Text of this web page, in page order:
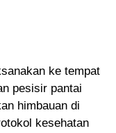
ke tempat
pesisir pantai
himbauan di
kesehatan